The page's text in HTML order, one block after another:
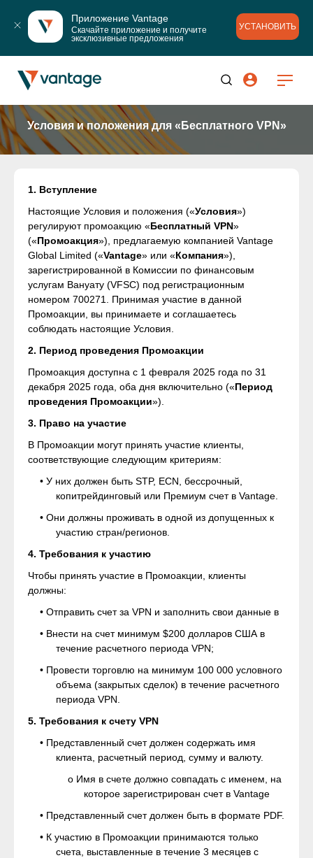
Приложение Vantage
Скачайте приложение и получите
эксклюзивные предложения
УСТАНОВИТЬ
Условия и положения для «Бесплатного VPN»
1. Вступление
Настоящие Условия и положения («Условия»)
регулируют промоакцию «Бесплатный VPN»
(«Промоакция»), предлагаемую компанией Vantage
Global Limited («Vantage» или «Компания»),
зарегистрированной в Комиссии по финансовым
услугам Вануату (VFSC) под регистрационным
номером 700271. Принимая участие в данной
Промоакции, вы принимаете и соглашаетесь
соблюдать настоящие Условия.
2. Период проведения Промоакции
Промоакция доступна с 1 февраля 2025 года по 31
декабря 2025 года, оба дня включительно («Период
проведения Промоакции»).
3. Право на участие
В Промоакции могут принять участие клиенты,
соответствующие следующим критериям:
• У них должен быть STP, ECN, бессрочный,
копитрейдинговый или Премиум счет в Vantage.
• Они должны проживать в одной из допущенных к
участию стран/регионов.
4. Требования к участию
Чтобы принять участие в Промоакции, клиенты
должны:
• Отправить счет за VPN и заполнить свои данные в
• Внести на счет минимум $200 долларов США в
течение расчетного периода VPN;
• Провести торговлю на минимум 100 000 условного
объема (закрытых сделок) в течение расчетного
периода VPN.
5. Требования к счету VPN
• Представленный счет должен содержать имя
клиента, расчетный период, сумму и валюту.
o Имя в счете должно совпадать с именем, на
которое зарегистрирован счет в Vantage
• Представленный счет должен быть в формате PDF.
• К участию в Промоакции принимаются только
счета, выставленные в течение 3 месяцев с